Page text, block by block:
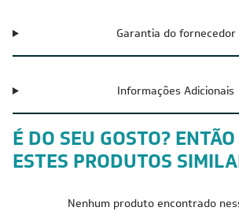
Garantia do fornecedor
Informações Adicionais
É DO SEU GOSTO?
ESTES PRODUTOS
Nenhum produto encontrado